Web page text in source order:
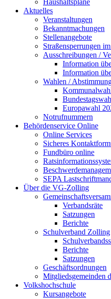
Haushaltspläne
Aktuelles
Veranstaltungen
Bekanntmachungen
Stellenangebote
Straßensperrungen
Ausschreibungen /
Information
Information
Wahlen /
Europawahl
Notrufnummern
Behördenservice Online
Online Services
Sicheres
Fundbüro online
SEPA
Über die VG-Zolling
Verbandsräte
Satzungen
Berichte
Schulverband Zolling
Berichte
Satzungen
Geschäftsordnungen
Mitgliedsgemeinden
Volkshochschule
Kursangebote